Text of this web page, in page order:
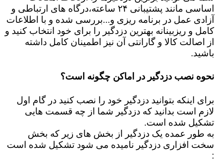
اساسی مانند پشتیبانی ۲۴ ساعته،درگاه های ارتباطی و
آزادی عمل در برنامه ریزی و...بررسی شده و با اطلاعات
کامل و ریزبینانه بهترین دزدگیر را برای خود انتخاب کنید و
از اصالت کالا و گارانتی آن نیز اطمینان کامل داشته
باشید.
نحوه نصب دزدگیر در اماکن چگونه است؟
برای اینکه بتوانید دزدگیر خود را نصب کنید در گام اول
لازم است بدانید که دزدگیر شما از چه قسمت هایی
تشکیل شده است.
به طور عمده یک دزدگیر از بخش های زیر که بخش
سخت افزاری دزدگیر نامیده می شود تشکیل شده است
: